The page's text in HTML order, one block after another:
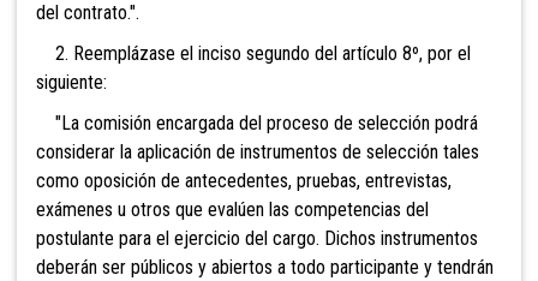
del contrato.".
2. Reemplázase el inciso segundo del artículo 8º, por el
siguiente:
"La comisión encargada del proceso de selección podrá
considerar la aplicación de instrumentos de selección tales
como oposición de antecedentes, pruebas, entrevistas,
exámenes u otros que evalúen las competencias del
postulante para el ejercicio del cargo. Dichos instrumentos
deberán ser públicos y abiertos a todo participante y tendrán